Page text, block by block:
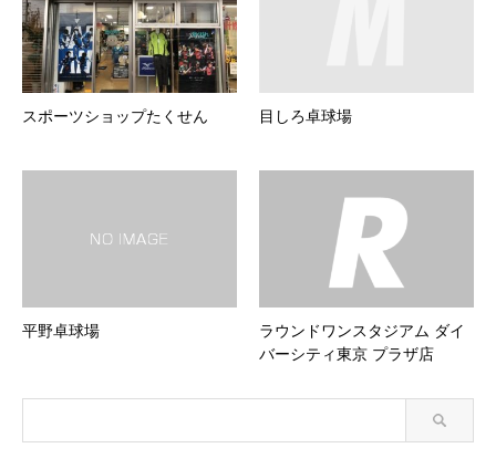
スポーツショップたくせん 目しろ卓球場
平野卓球場
ラウンドワンスタジアム ダイ
バーシティ東京 プラザ店